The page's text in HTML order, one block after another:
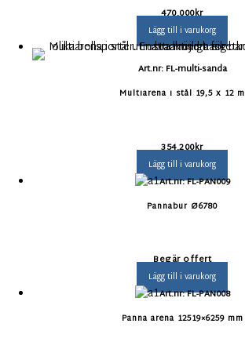
470.000kr
Lägg till i varukorg
Art.nr: FL-multi-sanda
Multiarena i stål 19,5 x 12 m
354.200kr
Lägg till i varukorg
Art.nr: FL-PAN009
Pannabur Ø6780
Begär offert
Lägg till i varukorg
Art.nr: FL-PAN008
Panna arena 12519×6259 mm